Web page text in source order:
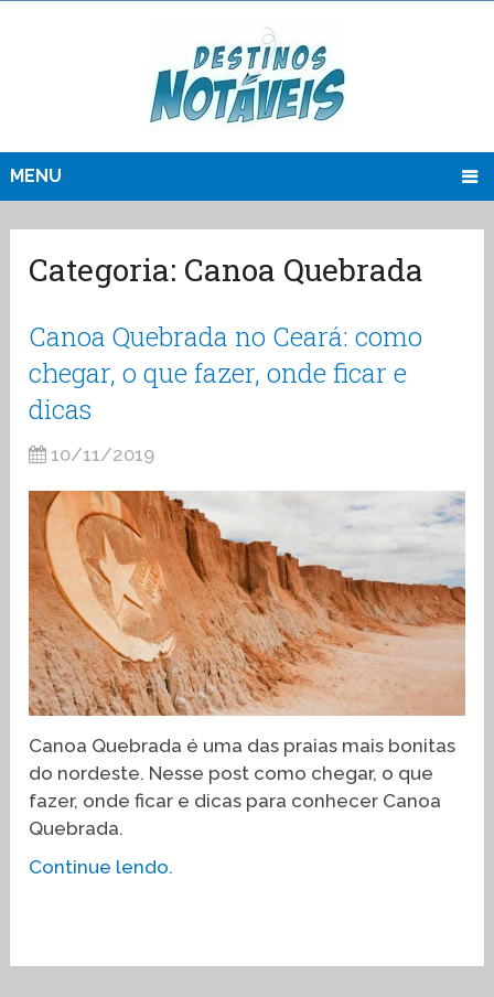
MENU
Categoria: Canoa Quebrada
Canoa Quebrada no Ceará: como
chegar, o que fazer, onde ficar e
dicas
10/11/2019
Canoa Quebrada é uma das praias mais bonitas
do nordeste. Nesse post como chegar, o que
fazer, onde ficar e dicas para conhecer Canoa
Quebrada.
Continue lendo.